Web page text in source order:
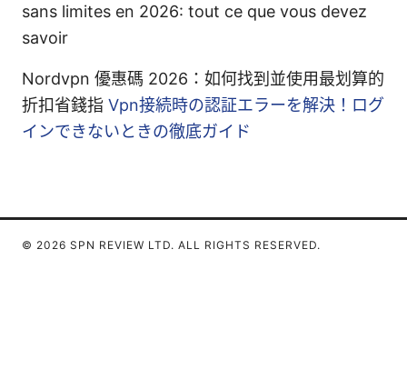
sans limites en 2026: tout ce que vous devez
savoir
Nordvpn 優惠碼 2026：如何找到並使用最划算的
折扣省錢指 Vpn接続時の認証エラーを解決！ログ
インできないときの徹底ガイド
© 2026 SPN REVIEW LTD. ALL RIGHTS RESERVED.